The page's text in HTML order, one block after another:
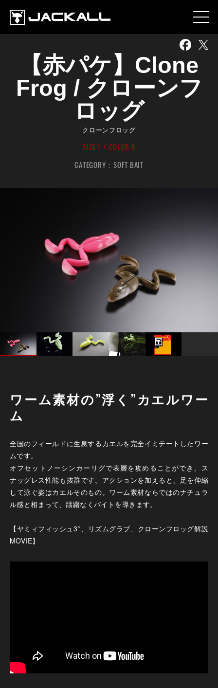
【赤パケ】Clone
Frog / クローンフ
ロッグ
クローンフロッグ
SIZE 1
COLOR 9
CATEGORY： SOFT BAIT
ワーム素材の”浮く”カエルワー
ム
全国のフィールドに生息するカエルを完全イミテートしたワー
ムです。
オフセットノーシンカーリグで表層を攻めることができ、ス
ナッグレス性能も抜群です。アクションを加えると、足を伸縮
して泳ぐ姿はカエルそのもの。ワーム素材ならではのナチュラ
ル感と相まって、躊躇なくバイトを導きます。
【ヤミィフィッシュ3″、リズムグラブ、クローンフロッグ解説
MOVIE】